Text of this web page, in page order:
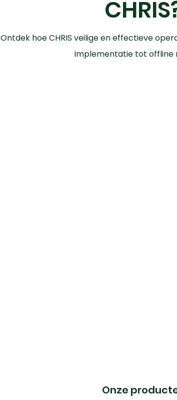
Ontdek hoe CHRIS veilige en effectieve
implementatie tot offline
Onze